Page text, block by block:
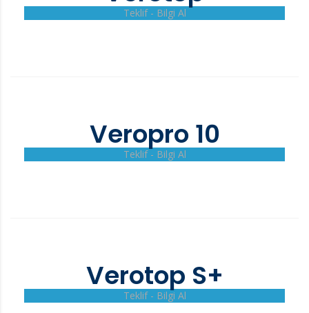
Teklif - Bilgi Al
Veropro 10
Teklif - Bilgi Al
Verotop S+
Teklif - Bilgi Al